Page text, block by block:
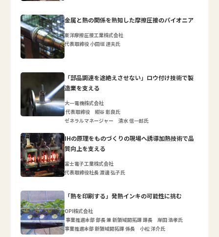
金属と熱の関係を熟知した摩擦圧接のパイオニア
東洋摩擦圧接工業株式会社
代表取締役 小田垣 達夫氏
「部品調達を途絶えさせない」ロウ付け技術で製
造業を支える
大一電機株式会社
代表取締役 紺谷 彰良氏
ゼネラルマネージャー 清水 信一郎氏
IHの原理をものづくりの現場へ誘導加熱技術で品
質向上を支える
富士電子工業株式会社
代表取締役社長 渡邊 弘子氏
「熱を印刷する」発熱インキの可能性に挑む
OPI株式会社
事業推進本部 部長 兼 新領域開拓課 課長 岸田 浩孝氏
事業推進本部 新領域開拓課 係長 小松 洋介氏